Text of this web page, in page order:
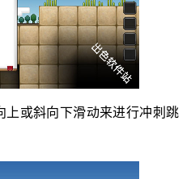
上或斜向下滑动来进行冲刺跳